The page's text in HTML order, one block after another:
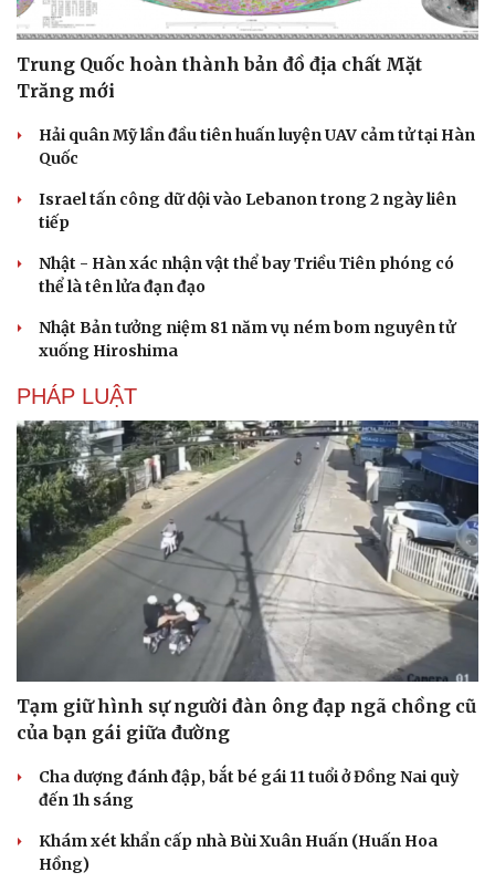
Du lịch
Tư vấn
Săn Tour
Câu chuyện thời sự
Đọc truyện đêm khuya
Kể chuyện cho bé
Trung Quốc hoàn thành bản đồ địa chất Mặt
Trăng mới
Hải quân Mỹ lần đầu tiên huấn luyện UAV cảm tử tại Hàn
Quốc
Israel tấn công dữ dội vào Lebanon trong 2 ngày liên
tiếp
Nhật - Hàn xác nhận vật thể bay Triều Tiên phóng có
thể là tên lửa đạn đạo
Nhật Bản tưởng niệm 81 năm vụ ném bom nguyên tử
xuống Hiroshima
PHÁP LUẬT
Tạm giữ hình sự người đàn ông đạp ngã chồng cũ
của bạn gái giữa đường
Cha dượng đánh đập, bắt bé gái 11 tuổi ở Đồng Nai quỳ
đến 1h sáng
Khám xét khẩn cấp nhà Bùi Xuân Huấn (Huấn Hoa
Hồng)